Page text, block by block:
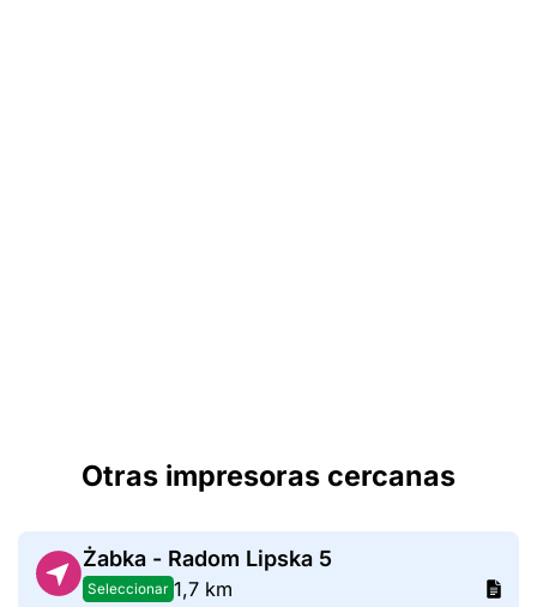
Otras impresoras cercanas
Żabka - Radom Lipska 5
Seleccionar 1,7 km